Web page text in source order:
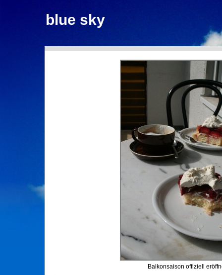
blue sky
Balkonsaison offiziell